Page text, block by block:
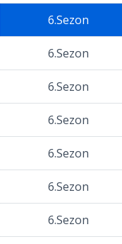
6.Sezon
6.Sezon
6.Sezon
6.Sezon
6.Sezon
6.Sezon
6.Sezon